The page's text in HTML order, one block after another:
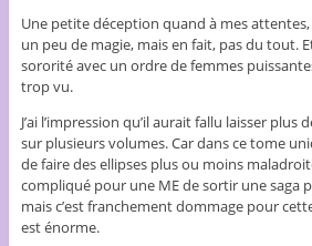
Une petite déception quand à mes attentes,
un peu de magie, mais en fait, pas du tout.
sororité avec un ordre de femmes
trop vu.
J’ai l’impression qu’il aurait fallu laisser plus
sur plusieurs volumes. Car dans ce tome
de faire des ellipses plus ou moins
compliqué pour une ME de sortir une saga
mais c’est franchement dommage pour
est énorme.